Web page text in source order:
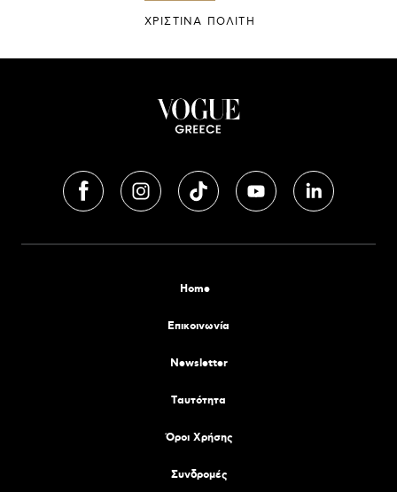
ΧΡΙΣΤΙΝΑ ΠΟΛΙΤΗ
Home
Επικοινωνία
Newsletter
Tαυτότητα
Όροι Χρήσης
Συνδρομές